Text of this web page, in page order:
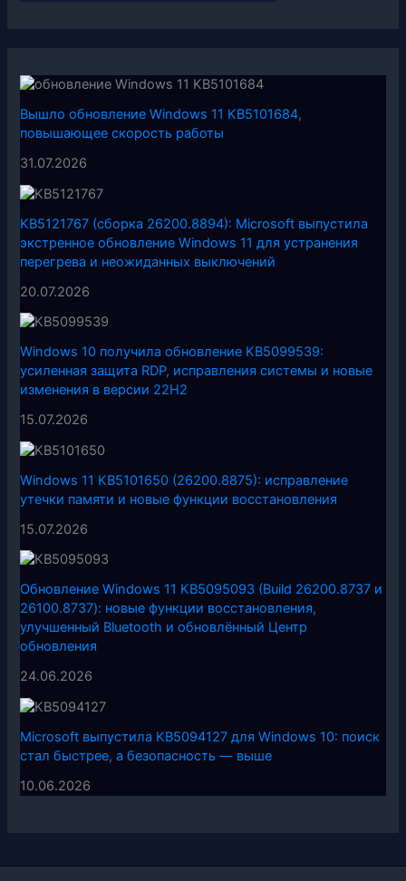
Вышло обновление Windows 11 KB5101684,
повышающее скорость работы
31.07.2026
KB5121767 (сборка 26200.8894): Microsoft выпустила
экстренное обновление Windows 11 для устранения
перегрева и неожиданных выключений
20.07.2026
Windows 10 получила обновление KB5099539:
усиленная защита RDP, исправления системы и новые
изменения в версии 22H2
15.07.2026
Windows 11 KB5101650 (26200.8875): исправление
утечки памяти и новые функции восстановления
15.07.2026
Обновление Windows 11 KB5095093 (Build 26200.8737 и
26100.8737): новые функции восстановления,
улучшенный Bluetooth и обновлённый Центр
обновления
24.06.2026
Microsoft выпустила KB5094127 для Windows 10: поиск
стал быстрее, а безопасность — выше
10.06.2026